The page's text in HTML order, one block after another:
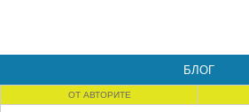
БЛОГ
ОТ АВТОРИТЕ